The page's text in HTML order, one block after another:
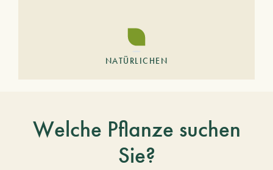
NATÜRLICHEN
Welche Pflanze suchen
Sie?